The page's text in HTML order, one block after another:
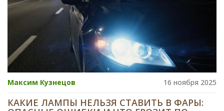
Максим Кузнецов 16 ноября 2025
КАКИЕ ЛАМПЫ НЕЛЬЗЯ СТАВИТЬ В ФАРЫ: